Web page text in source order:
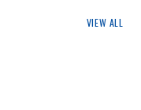
VIEW ALL